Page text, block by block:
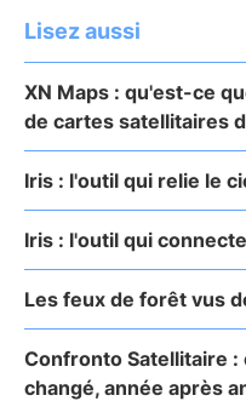
Lisez aussi
XN Maps : qu'est-ce
de cartes satellitaires
Iris : l'outil qui relie le
Iris : l'outil qui
Les feux de forêt vus
Confronto Satellitaire
changé, année après